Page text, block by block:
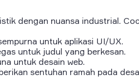
dengan nuansa industrial.
untuk aplikasi UI/UX.
untuk judul yang berkesan.
untuk desain web.
sentuhan ramah pada